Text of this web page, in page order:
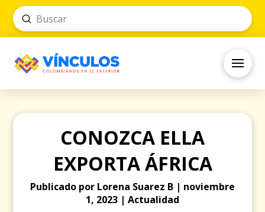
Search
Submit
CONOZCA ELLA
EXPORTA ÁFRICA
Publicado por Lorena Suarez B | noviembre
1, 2023 | Actualidad